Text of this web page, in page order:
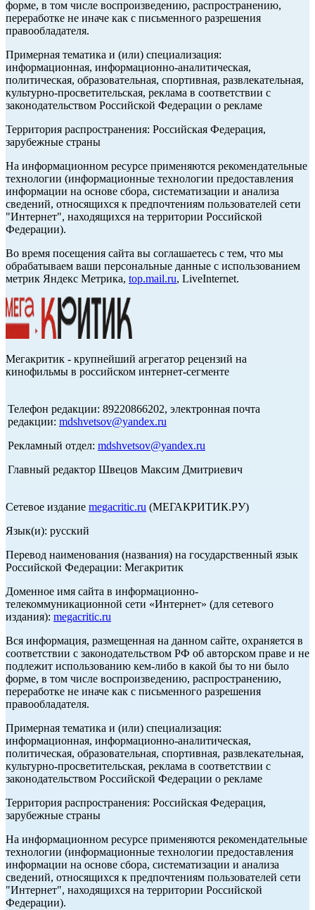
форме, в том числе воспроизведению, распространению,
переработке не иначе как с письменного разрешения
правообладателя.
Примерная тематика и (или) специализация:
информационная, информационно-аналитическая,
политическая, образовательная, спортивная, развлекательная,
культурно-просветительская, реклама в соответствии с
законодательством Российской Федерации о рекламе
Территория распространения: Российская Федерация,
зарубежные страны
На информационном ресурсе применяются рекомендательные
технологии (информационные технологии предоставления
информации на основе сбора, систематизации и анализа
сведений, относящихся к предпочтениям пользователей сети
"Интернет", находящихся на территории Российской
Федерации).
Во время посещения сайта вы соглашаетесь с тем, что мы
обрабатываем ваши персональные данные с использованием
метрик Яндекс Метрика, top.mail.ru, LiveInternet.
Мегакритик - крупнейший агрегатор рецензий на
кинофильмы в российском интернет-сегменте
Телефон редакции: 89220866202, электронная почта
редакции: mdshvetsov@yandex.ru
Рекламный отдел: mdshvetsov@yandex.ru
Главный редактор Швецов Максим Дмитриевич
Сетевое издание megacritic.ru (МЕГАКРИТИК.РУ)
Язык(и): русский
Перевод наименования (названия) на государственный язык
Российской Федерации: Мегакритик
Доменное имя сайта в информационно-
телекоммуникационной сети «Интернет» (для сетевого
издания): megacritic.ru
Вся информация, размещенная на данном сайте, охраняется в
соответствии с законодательством РФ об авторском праве и не
подлежит использованию кем-либо в какой бы то ни было
форме, в том числе воспроизведению, распространению,
переработке не иначе как с письменного разрешения
правообладателя.
Примерная тематика и (или) специализация:
информационная, информационно-аналитическая,
политическая, образовательная, спортивная, развлекательная,
культурно-просветительская, реклама в соответствии с
законодательством Российской Федерации о рекламе
Территория распространения: Российская Федерация,
зарубежные страны
На информационном ресурсе применяются рекомендательные
технологии (информационные технологии предоставления
информации на основе сбора, систематизации и анализа
сведений, относящихся к предпочтениям пользователей сети
"Интернет", находящихся на территории Российской
Федерации).